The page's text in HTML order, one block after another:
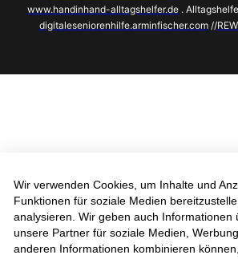
www.handinhand-alltagshelfer.de .
digitaleseniorenhilfe.arminfischer.com//
Wir verwenden Cookies, um Inhalte und
Funktionen für soziale Medien
analysieren. Wir geben auch
unsere Partner für soziale Medien,
anderen Informationen kombinieren